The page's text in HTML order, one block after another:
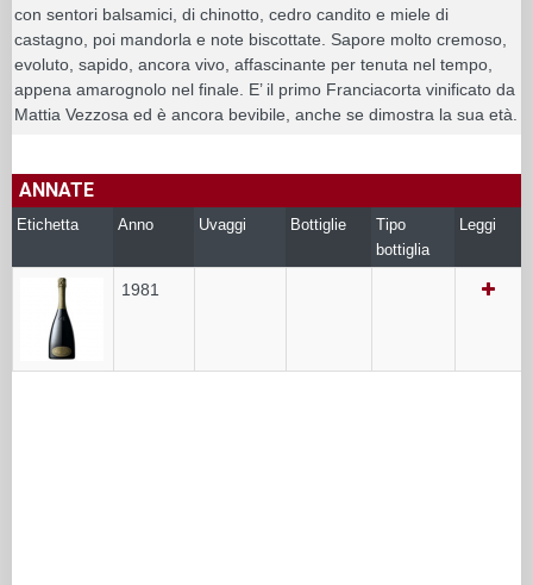
con sentori balsamici, di chinotto, cedro candito e miele di
castagno, poi mandorla e note biscottate. Sapore molto cremoso,
evoluto, sapido, ancora vivo, affascinante per tenuta nel tempo,
appena amarognolo nel finale. E’ il primo Franciacorta vinificato da
Mattia Vezzosa ed è ancora bevibile, anche se dimostra la sua età.
ANNATE
Etichetta Anno Uvaggi Bottiglie
Tipo
bottiglia
Leggi
1981